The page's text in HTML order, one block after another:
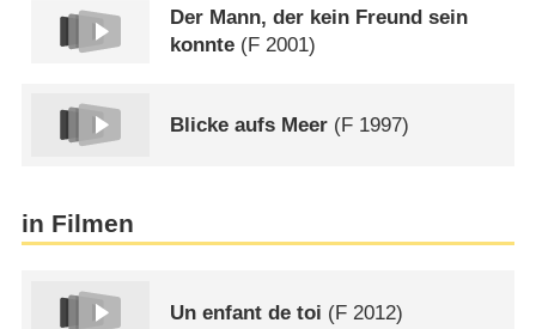
Der Mann, der kein Freund sein
konnte (F 2001)
Blicke aufs Meer (F 1997)
in Filmen
Un enfant de toi (F 2012)